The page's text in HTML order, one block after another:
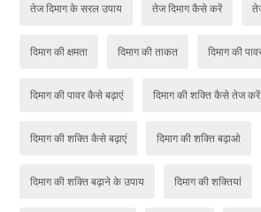
तेज दिमाग के सरल उपाय तेज दिमाग कैसे करें
दिमाग की क्षमता दिमाग की ताकत दिमाग की
दिमाग की पावर कैसे बढ़ाएं दिमाग की शक्ति कैसे तेज करें
दिमाग की शक्ति कैसे बढ़ाएं दिमाग की शक्ति बढ़ाओ
दिमाग की शक्ति बढ़ाने के उपाय दिमाग की शक्तियां